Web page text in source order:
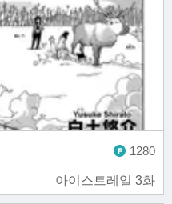
아이스트레일 3화
1280